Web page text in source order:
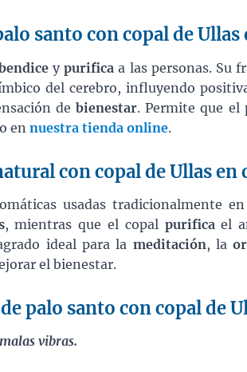
santo con copal de Ullas
ypurifica a las personas. Su
del cerebro, influyendo
debienestar. Permite que el
en nuestra tienda online.
con copal de Ullas en
usadas tradicionalmente
, mientras que el copal purificael
ideal para la meditación, la
el bienestar.
palo santo con copal de
vibras.